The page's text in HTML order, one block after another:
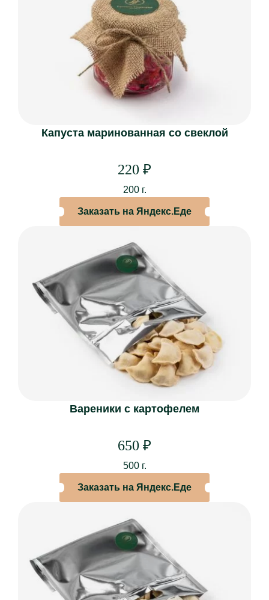
О НАС
О ресторане
Корпоративное питание
Система лояльности
Отзывы
Контакты
Капуста маринованная со свеклой
220 ₽
200 г.
Заказать на Яндекс.Еде
Вареники с картофелем
650 ₽
500 г.
Заказать на Яндекс.Еде